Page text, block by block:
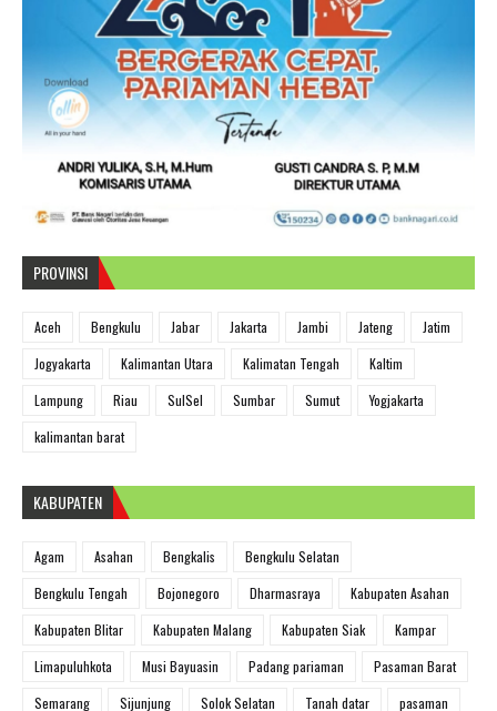
PROVINSI
Aceh Bengkulu Jabar Jakarta Jambi Jateng
Jatim
Jogyakarta
Kalimantan Utara Kalimatan Tengah
Kaltim
Lampung
Riau SulSel Sumbar Sumut
Yogjakarta
kalimantan barat
KABUPATEN
Agam Asahan Bengkalis
Bengkulu Selatan
Bengkulu Tengah
Bojonegoro Dharmasraya
Kabupaten Asahan
Kabupaten Blitar
Kabupaten Malang Kabupaten Siak
Kampar
Limapuluhkota
Musi Bayuasin Padang pariaman
Pasaman Barat
Semarang
Sijunjung Solok Selatan Tanah datar pasaman